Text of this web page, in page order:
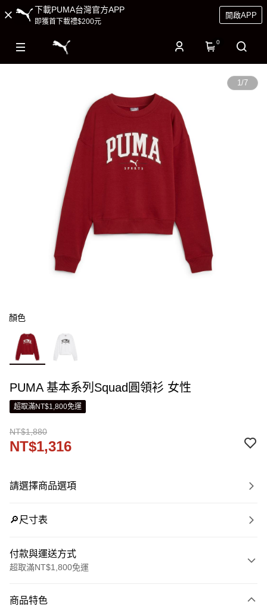
下載PUMA台灣官方APP
即獲首下載禮$200元
開啟APP
0
1/7
顏色
PUMA 基本系列Squad圓領衫 女性
超取滿NT$1,800免運
NT$1,880
NT$1,316
請選擇商品選項
🔎尺寸表
付款與運送方式
超取滿NT$1,800免運
商品特色